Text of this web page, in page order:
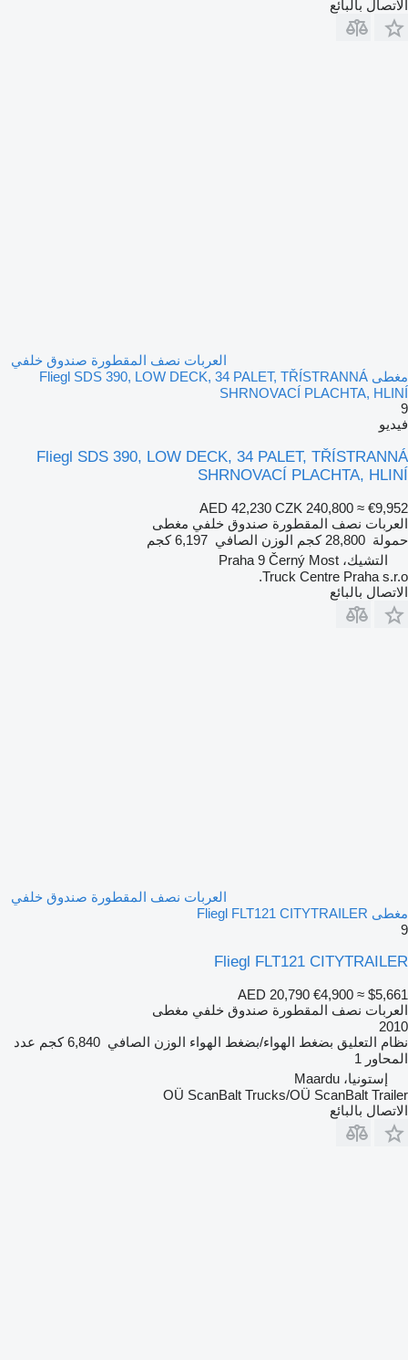
الاتصال بالبائع
العربات نصف المقطورة صندوق خلفي
مغطى Fliegl SDS 390, LOW DECK, 34 PALET, TŘÍSTRANNÁ
SHRNOVACÍ PLACHTA, HLINÍ
9
فيديو
Fliegl SDS 390, LOW DECK, 34 PALET, TŘÍSTRANNÁ
SHRNOVACÍ PLACHTA, HLINÍ
AED 42,230 CZK 240,800 ≈ €9,952
العربات نصف المقطورة صندوق خلفي مغطى
حمولة 28,800 كجم الوزن الصافي 6,197 كجم
التشيك، Praha 9 Černý Most
Truck Centre Praha s.r.o.
الاتصال بالبائع
العربات نصف المقطورة صندوق خلفي
مغطى Fliegl FLT121 CITYTRAILER
9
Fliegl FLT121 CITYTRAILER
AED 20,790 €4,900 ≈ $5,661
العربات نصف المقطورة صندوق خلفي مغطى
2010
نظام التعليق بضغط الهواء/بضغط الهواء الوزن الصافي 6,840 كجم
عدد
المحاور 1
إستونيا، Maardu
OÜ ScanBalt Trucks/OÜ ScanBalt Trailer
الاتصال بالبائع